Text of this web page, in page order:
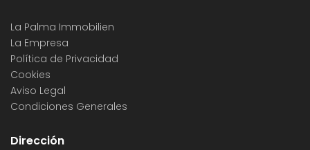
La Palma Immobilien
La Empresa
Política de Privacidad
Cookies
Aviso Legal
Condiciones Generales
Dirección